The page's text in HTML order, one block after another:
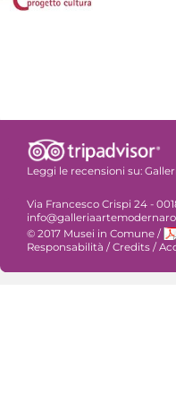
Leggi le recensioni su:
Via Francesco Crispi 24 -
© 2017 Musei in Comune /
Responsabilità /Credits /